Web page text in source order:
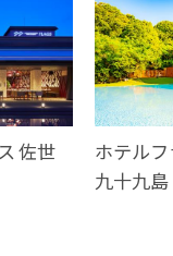
佐世
ホテル
九十九